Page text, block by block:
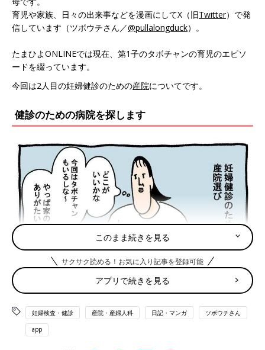
育児や家族、日々の出来事などを漫画にしてX（旧Twitter）で発
信しています（ツボウチさん／@pullalongduck）。
たまひよONLINEでは現在、第1子のタボチャンの育児のエピソ
ードを綴っています。
今回は2人目の妊婦健診のための産院についてです。
健診のための病院を探します
このまま続きを見る
サクサク読める！お気に入り記事を登録可能
アプリで続きを見る
妊婦検査・健診 産院・産婦人科 日記・マンガ ツボウチさん
app